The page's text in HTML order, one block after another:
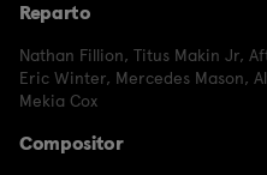
Reparto
Nathan Fillion, Titus Makin Jr,
Eric Winter, Mercedes Mason,
Mekia Cox
Compositor